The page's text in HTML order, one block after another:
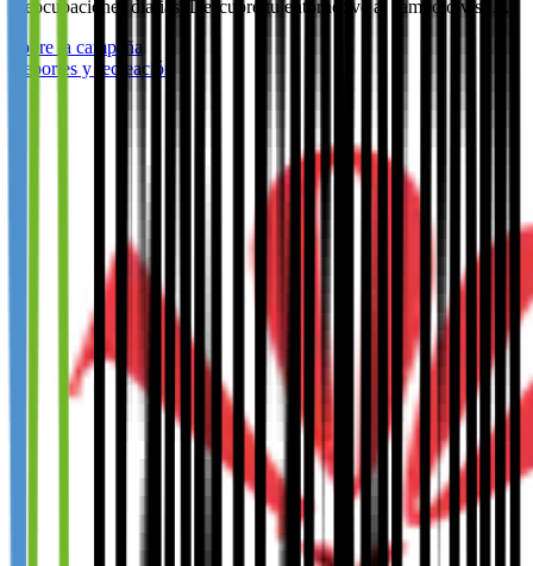
preocupaciones diarias. Descubre tu entorno; ve al campo o visit…
Sobre la campaña
Deportes y recreación